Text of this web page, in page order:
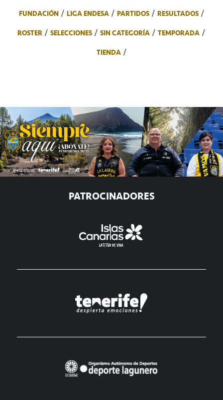
FUNDACIÓN
LIGA ENDESA PARTIDOS
RESULTADOS
ROSTER
SELECCIONES SIN CATEGORÍA
TEMPORADA
TIENDA
PATROCINADORES